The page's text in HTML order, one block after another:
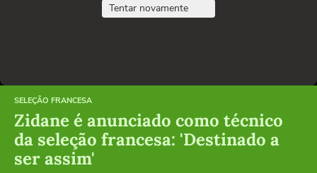
Tentar novamente
SELEÇÃO FRANCESA
Zidane é anunciado como técnico
da seleção francesa: 'Destinado a
ser assim'